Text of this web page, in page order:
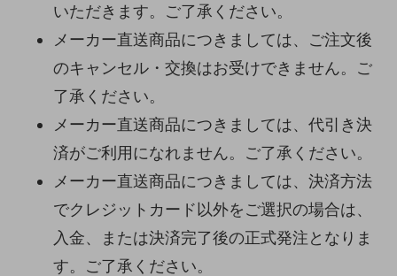
いただきます。ご了承ください。
メーカー直送商品につきましては、ご注文後
のキャンセル・交換はお受けできません。ご
了承ください。
メーカー直送商品につきましては、代引き決
済がご利用になれません。ご了承ください。
メーカー直送商品につきましては、決済方法
でクレジットカード以外をご選択の場合は、
入金、または決済完了後の正式発注となりま
す。ご了承ください。